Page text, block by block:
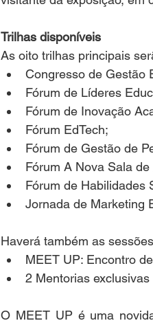
Trilhas disponíveis
As oito trilhas principais
Congresso de Gestão
Fórum de Líderes
Fórum de Inovação
Fórum EdTech;
Fórum de Gestão de
Fórum A Nova Sala de
Fórum de Habilidades
Jornada de Marketing
Haverá também as
MEET UP: Encontro
2 Mentorias
O MEET UP é uma